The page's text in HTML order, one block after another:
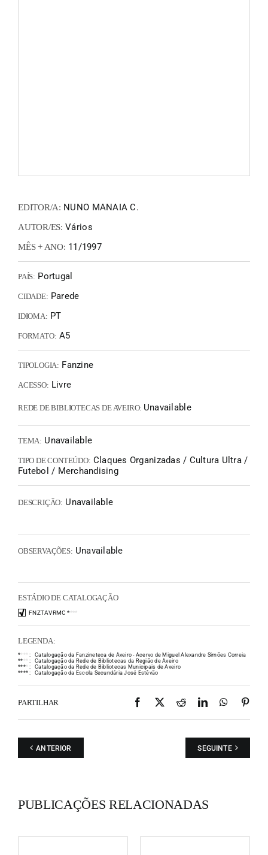
EDITOR/A: NUNO MANAIA C.
AUTOR/ES: Vários
MÊS + ANO: 11/1997
PAÍS: Portugal
CIDADE: Parede
IDIOMA: PT
FORMATO: A5
TIPOLOGIA: Fanzine
ACESSO: Livre
REDE DE BIBLIOTECAS DE AVEIRO: Unavailable
TEMA: Unavailable
TIPO DE CONTEÚDO: Claques Organizadas / Cultura Ultra /
Futebol / Merchandising
DESCRIÇÃO: Unavailable
OBSERVAÇÕES: Unavailable
ESTÁDIO DE CATALOGAÇÃO
FNZTAVRMC ****
LEGENDA:
** * * :
Catalogação da Fanzineteca de Aveiro - Acervo de Miguel Alexandre Simões Correia
** * * :
Catalogação da Rede de Bibliotecas da Região de Aveiro
**** :
Catalogação da Rede de Bibliotecas Municipais de Aveiro
**** : Catalogação da Escola Secundária José Estêvão
PARTILHAR Facebook
X RedditLinkedIn
ANTERIOR SEGUINTE
PUBLICAÇÕES RELACIONADAS